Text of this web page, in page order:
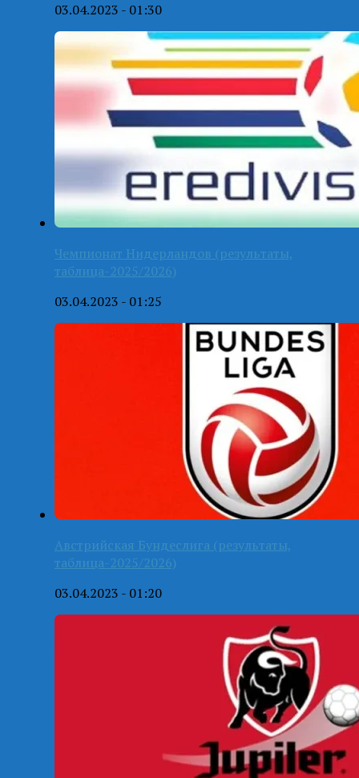
03.04.2023 - 01:30
Чемпионат Нидерландов (результаты,
таблица-2025/2026)
03.04.2023 - 01:25
Австрийская Бундеслига (результаты,
таблица-2025/2026)
03.04.2023 - 01:20